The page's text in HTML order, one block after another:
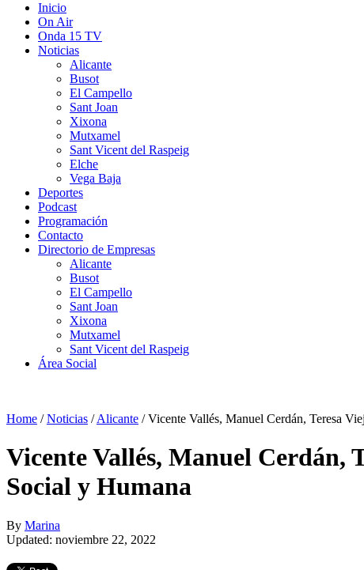
Inicio
On Air
Onda 15 TV
Noticias
Alicante
Busot
El Campello
Sant Joan
Xixona
Mutxamel
Sant Vicent del Raspeig
Elche
Vega Baja
Deportes
Podcast
Programación
Contacto
Directorio de Empresas
Alicante
Busot
El Campello
Sant Joan
Xixona
Mutxamel
Sant Vicent del Raspeig
Área Social
Home /Noticias /Alicante /Vicente Vallés, Manuel Cerdán, Teresa
Vicente Vallés, Manuel Cerdán,
Social y Humana
By Marina
Updated: noviembre 22, 2022